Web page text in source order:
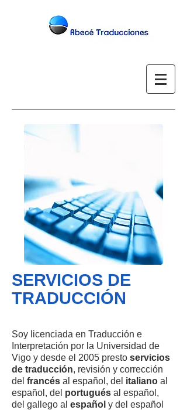
SERVICIOS DE
TRADUCCIÓN
Soy licenciada en Traducción e
Interpretación por la Universidad de
Vigo y desde el 2005 presto servicios
de traducción, revisión y corrección
del francés al español, del italiano al
español, del portugués al español,
del gallego al español y del español